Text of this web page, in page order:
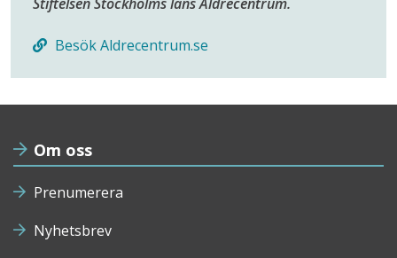
Besök Aldrecentrum.se
Om oss
Prenumerera
Nyhetsbrev